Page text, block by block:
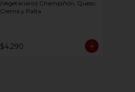
(Vegetariano) Champiñón, Queso
Crema y Palta
$4.290